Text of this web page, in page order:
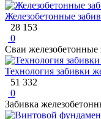
Железобетонные
28 153
0
Сваи
Технология забивки
51 332
0
Забивка